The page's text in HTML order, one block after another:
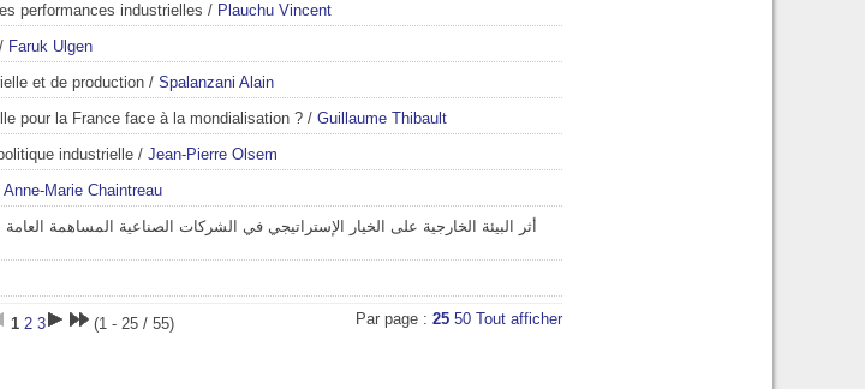
performances industrielles / Plauchu Vincent
/ Faruk Ulgen
et de production / Spalanzani Alain
pour la France face à la mondialisation ? / Guillaume Thibault
industrielle / Jean-Pierre Olsem
Anne-Marie Chaintreau
أثر البيئة الخارجية على الخيار الإستراتيجي في الشركات الصناعية المساهمة العامة
1 2 3 (1 - 25 / 55) Par page : 25 50 Tout afficher